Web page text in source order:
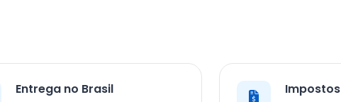
Entrega no Brasil Impostos